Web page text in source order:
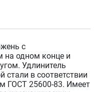
с
на одном конце и
Удлинитель
стали в соответствии
ГОСТ 25600-83. Имеет